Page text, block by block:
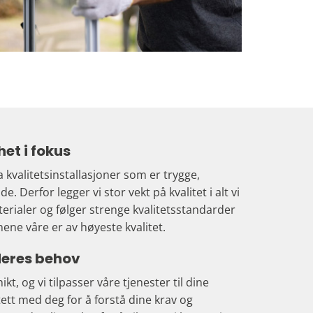
i fokus
kvalitetsinstallasjoner som er trygge,
Derfor legger vi stor vekt på kvalitet i alt vi
og følger strenge kvalitetsstandarder
våre er av høyeste kvalitet.
behov
og vi tilpasser våre tjenester til dine
med deg for å forstå dine krav og